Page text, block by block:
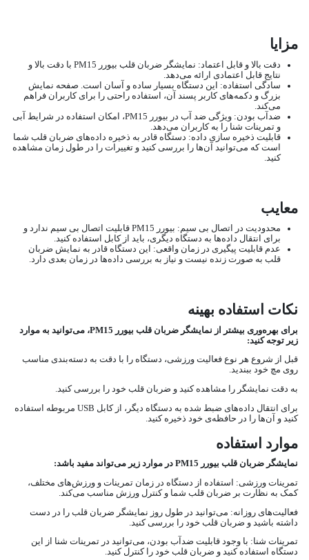
مزایا
دقت بالا و قابل اعتماد: نمایشگر ضربان قلب بیورر PM15 با دقت بالا و
نتایج قابل اعتمادی ارائه می‌دهد.
سادگی استفاده: این دستگاه بسیار ساده و آسان است. صفحه نمایش
بزرگ و دکمه‌های کاربر پسند آن، استفاده راحتی را برای کاربران فراهم
می‌کند.
ضدآب بودن: ویژگی ضد آب در بیورر PM15، امکان استفاده در شرایط آبی
و تمرینات شنا را به کاربران می‌دهد.
قابلیت ذخیره سازی داده: دستگاه قادر به ذخیره داده‌های ضربان قلب شما
است که می‌توانید آن‌ها را بررسی کنید و تغییرات را در طول زمان مشاهده
کنید.
معایب
محدودیت در اتصال بی سیم: بیورر PM15 قابلیت اتصال بی سیم ندارد و
برای انتقال داده‌ها به دستگاه دیگری، باید از کابل استفاده کنید.
عدم قابلیت پیگیری در زمان واقعی: این دستگاه قادر به نمایش ضربان
قلب به صورت زنده نیست و نیاز به بررسی داده‌ها در زمان بعدی دارد.
نکات استفاده بهینه
برای بهره‌وری بیشتر از نمایشگر ضربان قلب بیورر PM15، می‌توانید به موارد
زیر توجه کنید:
قبل از شروع هر نوع فعالیت ورزشی، دستگاه را با دقت به دسته‌بندی مناسب
روی مچ خود ببندید.
به دقت نمایشگر را مشاهده کنید و ضربان قلب خود را بررسی کنید.
برای انتقال داده‌های ضبط شده به دستگاه دیگر، از کابل USB مربوطه استفاده
کنید و آن‌ها را در حافظه‌ی خود ذخیره کنید.
موارد استفاده
نمایشگر ضربان قلب بیورر PM15 در موارد زیر می‌تواند مفید باشد:
تمرینات ورزشی: استفاده از دستگاه در زمان تمرینات و ورزش‌های مختلف،
کمک به نظارت بر ضربان قلب شما و کنترل ورزش مناسب می‌کند.
فعالیت‌های روزانه: می‌توانید در طول روز نمایشگر ضربان قلب را در دست
داشته باشید و ضربان قلب خود را بررسی کنید.
تمرینات شنا: با وجود قابلیت ضدآب بودن، می‌توانید در تمرینات شنا از این
دستگاه استفاده کنید و ضربان قلب خود را کنترل کنید.